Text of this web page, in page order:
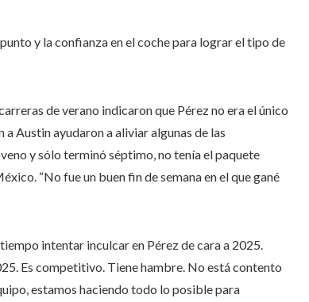
y la confianza en el coche para lograr el tipo de
de verano indicaron que Pérez no era el único
Austin ayudaron a aliviar algunas de las
y sólo terminó séptimo, no tenía el paquete
“No fue un buen fin de semana en el que gané
intentar inculcar en Pérez de cara a 2025.
Es competitivo. Tiene hambre. No está contento
estamos haciendo todo lo posible para